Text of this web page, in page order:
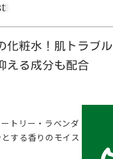
トリー・ラベンダ
する香りのモイス